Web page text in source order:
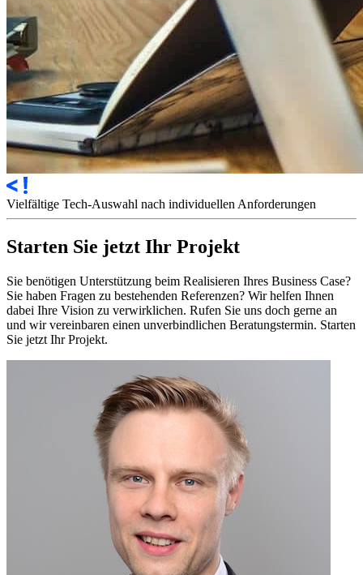
Vielfältige Tech-Auswahl nach individuellen Anforderungen
Starten Sie jetzt Ihr Projekt
Sie benötigen Unterstützung beim Realisieren Ihres Business Case?
Sie haben Fragen zu bestehenden Referenzen? Wir helfen Ihnen
dabei Ihre Vision zu verwirklichen. Rufen Sie uns doch gerne an
und wir vereinbaren einen unverbindlichen Beratungstermin. Starten
Sie jetzt Ihr Projekt.